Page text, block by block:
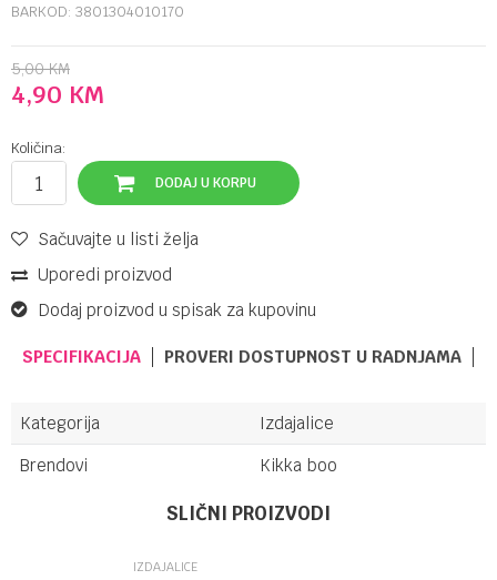
BARKOD: 3801304010170
5,00 KM
4,90 KM
Količina:
DODAJ U KORPU
Sačuvajte u listi želja
Uporedi proizvod
Dodaj proizvod u spisak za kupovinu
SPECIFIKACIJA PROVERI DOSTUPNOST U RADNJAMA
Kategorija
Izdajalice
Brendovi
Kikka boo
SLIČNI PROIZVODI
IZDAJALICE